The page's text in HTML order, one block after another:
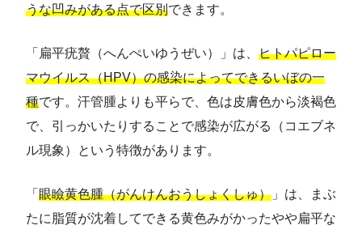
うな凹みがある点で区別できます。
「扁平疣贅（へんぺいゆうぜい）」は、 ヒトパピロー
マウイルス（HPV）の感染によってできるいぼの一
種です。汗管腫よりも平らで、色は皮膚色から淡褐色
で、引っかいたりすることで感染が広がる（コエブネ
ル現象）という特徴があります。
「 眼瞼黄色腫（がんけんおうしょくしゅ） 」は、まぶ
たに脂質が沈着してできる黄色みがかったやや扁平な